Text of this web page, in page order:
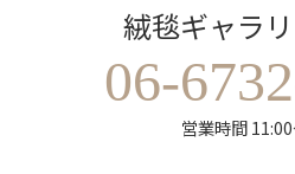
絨毯ギャラ
06-
営業時間